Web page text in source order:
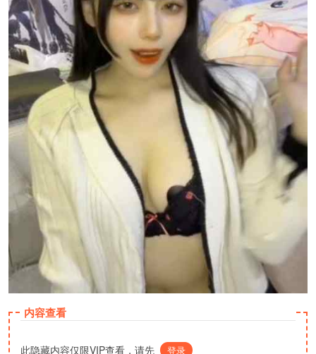
内容查看
此隐藏内容仅限VIP查看，请先 登录